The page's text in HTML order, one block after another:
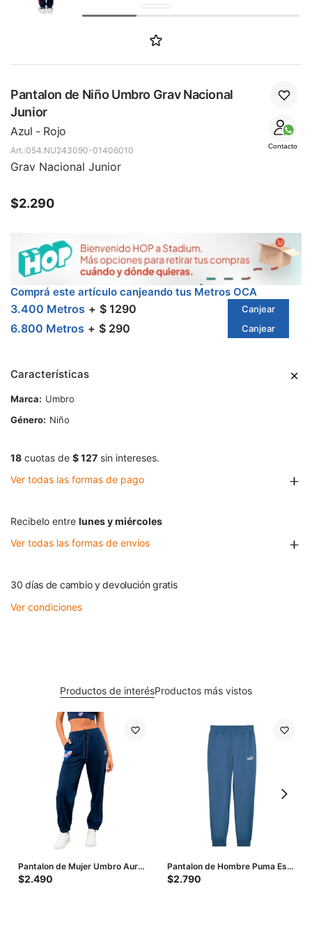
Pantalon de Niño Umbro Grav Nacional
Junior
Azul - Rojo
Contacto
054.NU243090-01406010
Grav Nacional Junior
$2.290
Comprá este artículo canjeando tus Metros OCA
3.400 Metros $ 1290 Canjear
6.800 Metros $ 290 Canjear
Características
Marca
Umbro
Género
Niño
18 cuotas de $ 127 sin intereses.
Ver todas las formas de pago
Recibelo entre lunes y miércoles
Ver todas las formas de envíos
30 días de cambio y devolución gratis
Ver condiciones
Productos de interésProductos más vistos
Pantalon de Mujer Umbro Aura
- Azul - Blanco
$2.490
Pantalon de Hombre Puma Ess
Nº1 Logo Sweatpants - Azul
$2.790